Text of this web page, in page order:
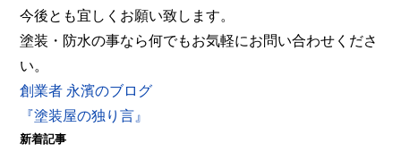
今後とも宜しくお願い致します。
塗装・防水の事なら何でもお気軽にお問い合わせくださ
い。
創業者 永濱のブログ
『塗装屋の独り言』
新着記事